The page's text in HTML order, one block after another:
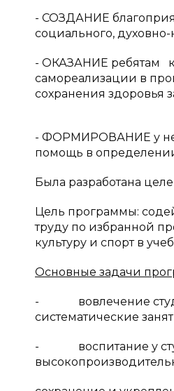
- СОЗДАНИЕ
социального, духовно-
- ОКАЗАНИЕ ребятам
самореализации в
сохранения здоровья
- ФОРМИРОВАНИЕ у
помощь в
Была разработана
Цель программы:
труду по избранной
культуру и спорт в
Основные задачи
- вовлечение
систематические
- воспитание у